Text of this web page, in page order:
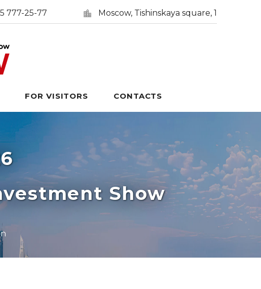
777-25-77 Moscow, Tishinskaya square, 1
FOR VISITORS CONTACTS
Show